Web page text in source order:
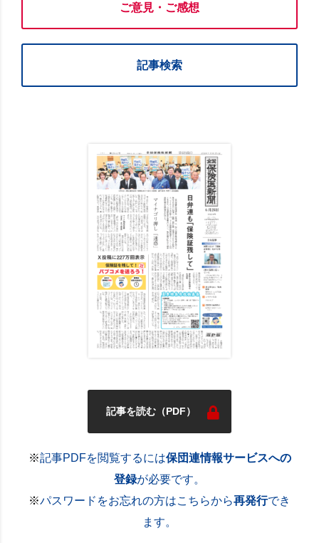
ご意見・ご感想
記事検索
記事を読む（PDF）
※記事PDFを閲覧するには保団連情報サービスへの
登録が必要です。
※パスワードをお忘れの方はこちらから再発行でき
ます。